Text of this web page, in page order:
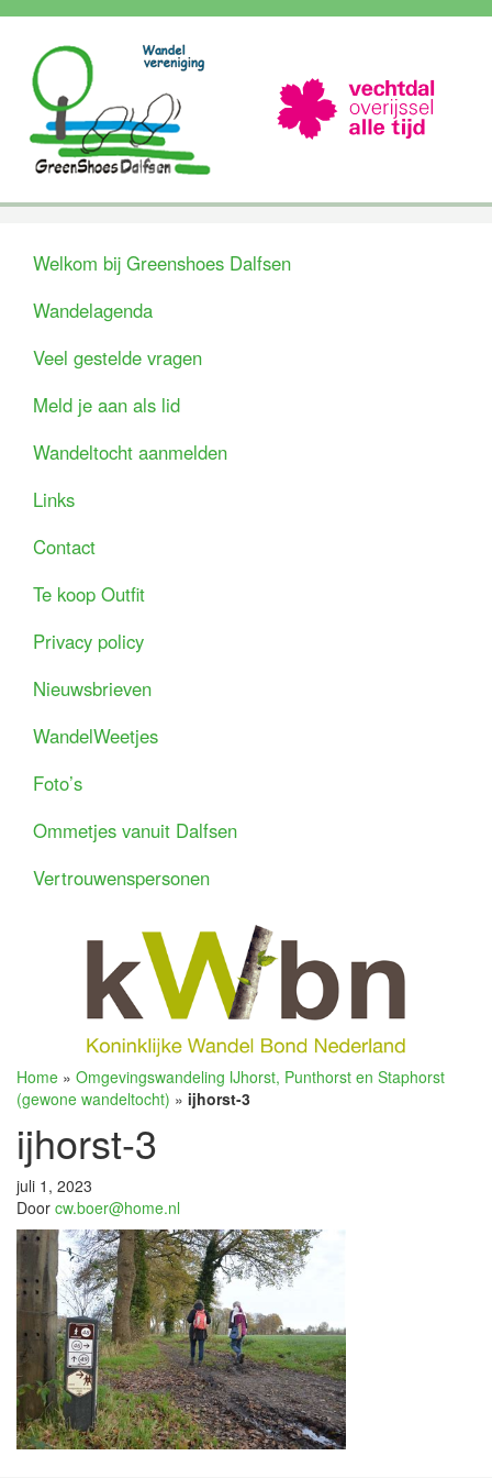
Welkom bij Greenshoes Dalfsen
Wandelagenda
Veel gestelde vragen
Meld je aan als lid
Wandeltocht aanmelden
Links
Contact
Te koop Outfit
Privacy policy
Nieuwsbrieven
WandelWeetjes
Foto’s
Ommetjes vanuit Dalfsen
Vertrouwenspersonen
Home » Omgevingswandeling IJhorst, Punthorst en Staphorst
(gewone wandeltocht) » ijhorst-3
ijhorst-3
juli 1, 2023
Door cw.boer@home.nl